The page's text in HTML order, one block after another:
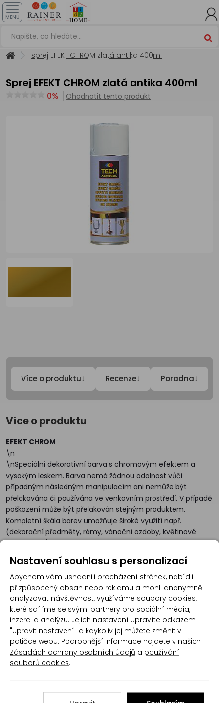
MENU
sprej EFEKT CHROM zlatá antika 400ml
sprej EFEKT CHROM zlatá antika 400ml
0% Ohodnotit tento produkt
Více o produktu↓ Recenze↓ Poradna↓
Více o produktu
EFEKT CHROM
\n
\nSpeciální dekorativní barva s chromovým efektem a
vysokým leskem. Barva nemá žádnou odolnost vůči
případným následným manipulacím ani nemůže být
přelakována či používána ve venkovním prostředí. V případě
poškození může být přelakován stejným produktem.
Kompletní škála barev umožňuje široké využití např.
(dekorační předměty, rámy, vánoční ozdoby, květinové
vazby a jiné). Podklad musí být suchý, čistý, bez rzi a
Recenze
Produkt zatím nemá žádné hodnocení,buďte
první, kdo produkt ohodnotí!
Nastavení souhlasu s personalizací
Abychom vám usnadnili procházení stránek, nabídli
přizpůsobený obsah nebo reklamu a mohli anonymně
analyzovat návštěvnost, využíváme soubory cookies,
které sdílíme se svými partnery pro sociální média,
inzerci a analýzu. Jejich nastavení upravíte odkazem
"Upravit nastavení" a kdykoliv jej můžete změnit v
patičce webu. Podrobnější informace najdete v našich
Zásadách ochrany osobních údajů a používání
souborů cookies.